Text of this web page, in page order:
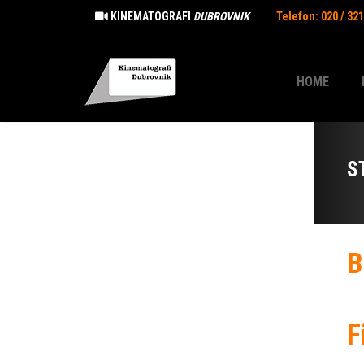
KINEMATOGRAFI DUBROVNIK Telefon: 020 /
HOME